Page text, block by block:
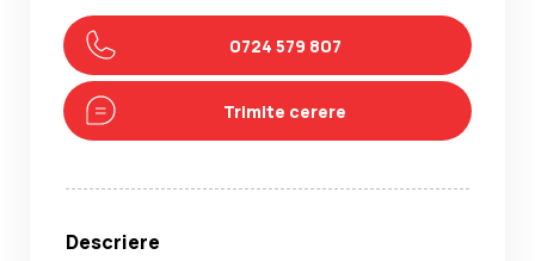
0724 579 807
Trimite cerere
Descriere